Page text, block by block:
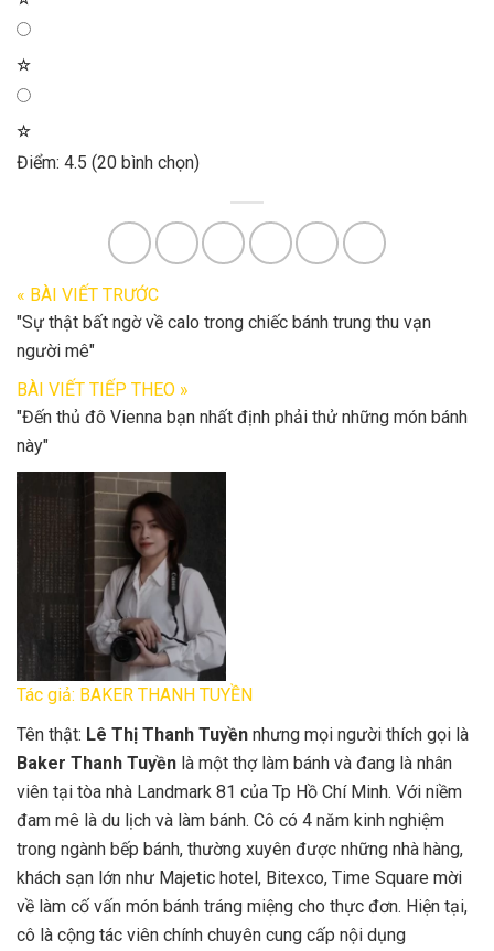
☆
☆
Điểm: 4.5 (20 bình chọn)
« BÀI VIẾT TRƯỚC
"Sự thật bất ngờ về calo trong chiếc bánh trung thu vạn
người mê"
BÀI VIẾT TIẾP THEO »
"Đến thủ đô Vienna bạn nhất định phải thử những món bánh
này"
Tác giả: BAKER THANH TUYỀN
Tên thật: Lê Thị Thanh Tuyền nhưng mọi người thích gọi là
Baker Thanh Tuyền là một thợ làm bánh và đang là nhân
viên tại tòa nhà Landmark 81 của Tp Hồ Chí Minh. Với niềm
đam mê là du lịch và làm bánh. Cô có 4 năm kinh nghiệm
trong ngành bếp bánh, thường xuyên được những nhà hàng,
khách sạn lớn như Majetic hotel, Bitexco, Time Square mời
về làm cố vấn món bánh tráng miệng cho thực đơn. Hiện tại,
cô là cộng tác viên chính chuyên cung cấp nội dụng